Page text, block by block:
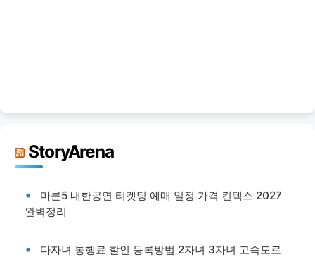
StoryArena
마룬5 내한공연 티켓팅 예매 일정 가격 킨텍스 2027
완벽정리
다자녀 통행료 할인 등록방법 2자녀 3자녀 고속도로